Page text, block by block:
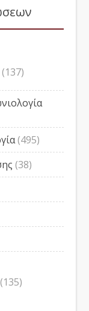
(137)
(495)
(38)
(135)